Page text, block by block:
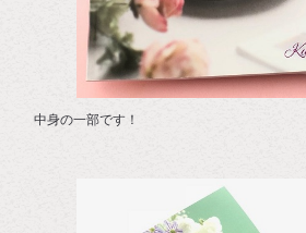
中身の一部です！